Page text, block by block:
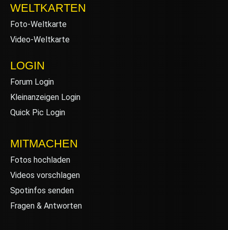
WELTKARTEN
Foto-Weltkarte
Video-Weltkarte
LOGIN
Forum Login
Kleinanzeigen Login
Quick Pic Login
MITMACHEN
Fotos hochladen
Videos vorschlagen
Spotinfos senden
Fragen & Antworten